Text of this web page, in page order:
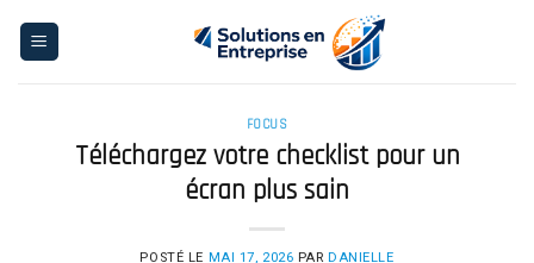
FOCUS
Téléchargez votre checklist pour un
écran plus sain
POSTÉ LE MAI 17, 2026 PARDANIELLE